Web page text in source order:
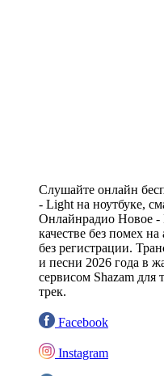
Слушайте онлайн
- Light на ноутбуке,
Онлайнрадио Новое -
качестве без помех
без регистрации.
и песни 2026 года в
сервисом Shazam для
трек.
Facebook
Instagram